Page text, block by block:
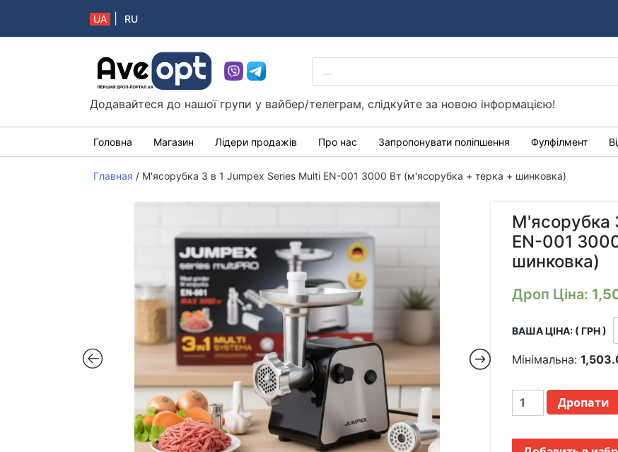
UA RU
Aveopt – оптова дропшипінг платформа в Україні
PRODUCTS
SEARCH
Додавайтеся до нашої групи у вайбер/телеграм, слідкуйте за новою інформацією!
Головна Магазин Лідери продажів Про нас Запропонувати поліпшення Фулфілмент
Главная / М'ясорубка 3 в 1 Jumpex Series Multi EN-001 3000 Вт (м'ясорубка + терка + шинковка)
М'ясорубка
EN-001
шинковка)
Дроп Ціна:
ВАША ЦІНА: ( ГРН )
Мінімальна:
МЯСОРУБКА
1
Дропати